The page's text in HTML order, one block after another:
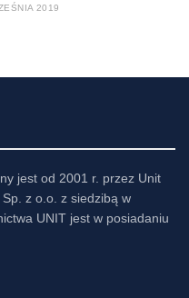
2019
jest od 2001 r. przez Unit
z o.o. z siedzibą w
UNIT jest w posiadaniu